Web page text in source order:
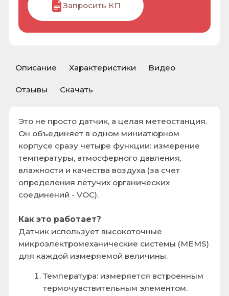
температуры, атмосферного давления,
влажности и качества воздуха (за счет
определения летучих органических
Датчик использует высокоточные
для каждой измеряемой величины.
Влажность: измеряется емкостным
сенсором. Влагопроницаемый полимер
меняет свою емкость в зависимости от
количества водяного пара в воздухе.
Атмосферное давление: измеряется с
помощью крошечной барометрической
капсулы (мембраны), которая
прогибается под давлением воздуха.
определять высоту над уровнем моря.
самая уникальная функция. Внутри
чипа есть нагревательный элемент и
газовый сенсор на основе оксида
сенсор до высокой температуры
(программируется), и когда летучие